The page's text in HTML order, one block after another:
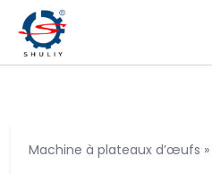
Machine à plateaux d’œufs »